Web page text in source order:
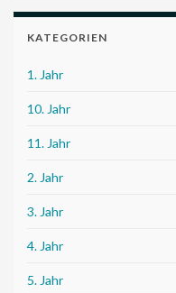
KATEGORIEN
1. Jahr
10. Jahr
11. Jahr
2. Jahr
3. Jahr
4. Jahr
5. Jahr